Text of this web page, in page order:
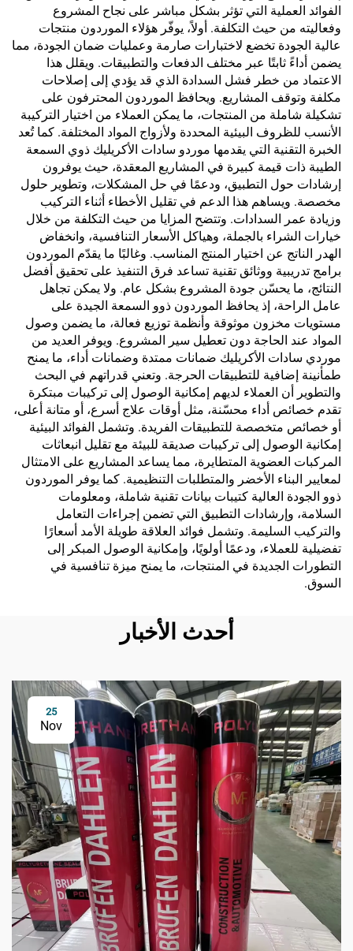
الفوائد العملية التي تؤثر بشكل مباشر على نجاح المشروع
وفعاليته من حيث التكلفة. أولاً، يوفّر هؤلاء الموردون منتجات
عالية الجودة تخضع لاختبارات صارمة وعمليات ضمان الجودة، مما
يضمن أداءً ثابتًا عبر مختلف الدفعات والتطبيقات. ويقلل هذا
الاعتماد من خطر فشل السدادة الذي قد يؤدي إلى إصلاحات
مكلفة وتوقف المشاريع. ويحافظ الموردون المحترفون على
تشكيلة شاملة من المنتجات، ما يمكن العملاء من اختيار التركيبة
الأنسب للظروف البيئية المحددة ولأزواج المواد المختلفة. كما تُعد
الخبرة التقنية التي يقدمها موردو سادات الأكريليك ذوي السمعة
الطيبة ذات قيمة كبيرة في المشاريع المعقدة، حيث يوفرون
إرشادات حول التطبيق، ودعمًا في حل المشكلات، وتطوير حلول
مخصصة. ويساهم هذا الدعم في تقليل الأخطاء أثناء التركيب
وزيادة عمر السدادات. وتتضح المزايا من حيث التكلفة من خلال
خيارات الشراء بالجملة، وهياكل الأسعار التنافسية، وانخفاض
الهدر الناتج عن اختيار المنتج المناسب. وغالبًا ما يقدّم الموردون
برامج تدريبية ووثائق تقنية تساعد فرق التنفيذ على تحقيق أفضل
النتائج، ما يحسّن جودة المشروع بشكل عام. ولا يمكن تجاهل
عامل الراحة، إذ يحافظ الموردون ذوو السمعة الجيدة على
مستويات مخزون موثوقة وأنظمة توزيع فعالة، ما يضمن وصول
المواد عند الحاجة دون تعطيل سير المشروع. ويوفر العديد من
موردي سادات الأكريليك ضمانات ممتدة وضمانات أداء، ما يمنح
طمأنينة إضافية للتطبيقات الحرجة. وتعني قدراتهم في البحث
والتطوير أن العملاء لديهم إمكانية الوصول إلى تركيبات مبتكرة
تقدم خصائص أداء محسّنة، مثل أوقات علاج أسرع، أو متانة أعلى،
أو خصائص متخصصة للتطبيقات الفريدة. وتشمل الفوائد البيئية
إمكانية الوصول إلى تركيبات صديقة للبيئة مع تقليل انبعاثات
المركبات العضوية المتطايرة، مما يساعد المشاريع على الامتثال
لمعايير البناء الأخضر والمتطلبات التنظيمية. كما يوفر الموردون
ذوو الجودة العالية كتيبات بيانات تقنية شاملة، ومعلومات
السلامة، وإرشادات التطبيق التي تضمن إجراءات التعامل
والتركيب السليمة. وتشمل فوائد العلاقة طويلة الأمد أسعارًا
تفضيلية للعملاء، ودعمًا أولويًا، وإمكانية الوصول المبكر إلى
التطورات الجديدة في المنتجات، ما يمنح ميزة تنافسية في
السوق.
أحدث الأخبار
25
Nov